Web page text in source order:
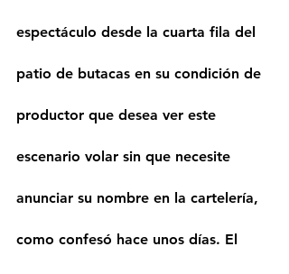
espectáculo desde la cuarta fila del
patio de butacas en su condición de
productor que desea ver este
escenario volar sin que necesite
anunciar su nombre en la cartelería,
como confesó hace unos días. El